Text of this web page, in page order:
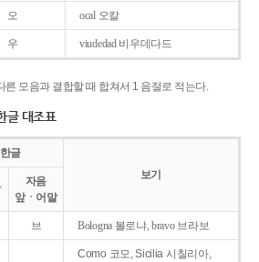
오 ocal 오칼
우 viudedad 비우데다드
른 모음과 결합할 때 합쳐서 1 음절로 적는다.
글 대조표
한글
보기
자음
앞ㆍ어말
브 Bologna 볼로냐, bravo 브라보
Como 코모, Sicilia 시칠리아,